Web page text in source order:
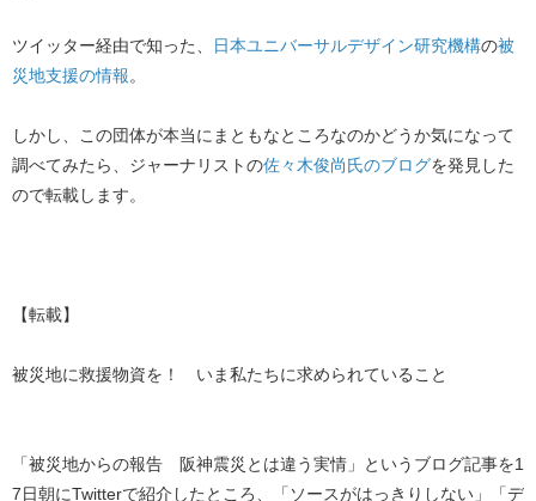
ツイッター経由で知った、 日本ユニバーサルデザイン研究機構の被
災地支援の情報。
しかし、この団体が本当にまともなところなのかどうか気になって
調べてみたら、ジャーナリストの佐々木俊尚氏のブログを発見した
ので転載します。
【転載】
被災地に救援物資を！ いま私たちに求められていること
「被災地からの報告 阪神震災とは違う実情」というブログ記事を1
7日朝にTwitterで紹介したところ、「ソースがはっきりしない」「デ